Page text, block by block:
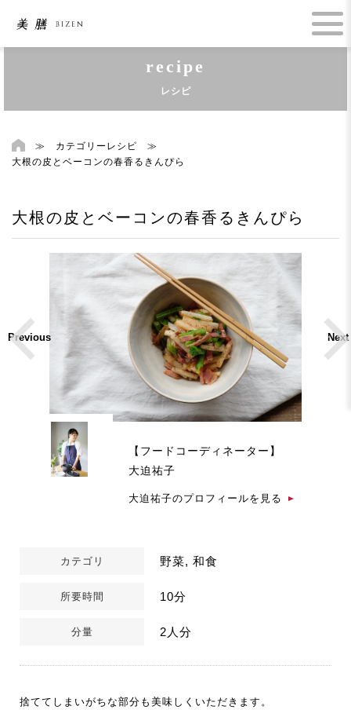
recipe
レシピ
≫ カテゴリーレシピ ≫
大根の皮とベーコンの春香るきんぴら
大根の皮とベーコンの春香るきんぴら
Previous Next
【フードコーディネーター】
大迫祐子
大迫祐子のプロフィールを見る
カテゴリ 野菜, 和食
所要時間 10分
分量 2人分
捨ててしまいがちな部分も美味しくいただきます。